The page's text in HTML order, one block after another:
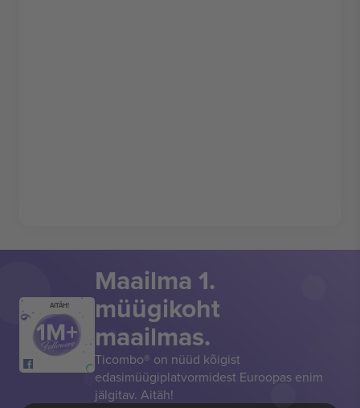
AITÄH!
Maailma 1.
müügikoht
maailmas.
Ticombo® on nüüd kõigist
edasimüügiplatvormidest Euroopas enim
jälgitav. Aitäh!